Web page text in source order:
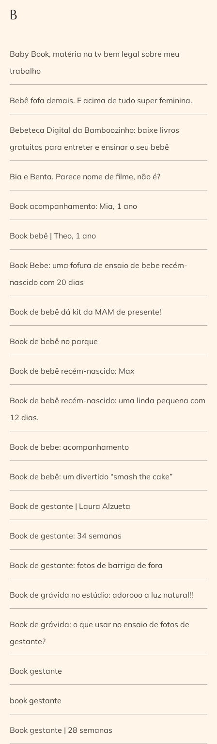
B
Baby Book, matéria na tv bem legal sobre meu
trabalho
Bebê fofa demais. E acima de tudo super feminina.
Bebeteca Digital da Bamboozinho: baixe livros
gratuitos para entreter e ensinar o seu bebê
Bia e Benta. Parece nome de filme, não é?
Book acompanhamento: Mia, 1 ano
Book bebê | Theo, 1 ano
Book Bebe: uma fofura de ensaio de bebe recém-
nascido com 20 dias
Book de bebê dá kit da MAM de presente!
Book de bebê no parque
Book de bebê recém-nascido: Max
Book de bebê recém-nascido: uma linda pequena com
12 dias.
Book de bebe: acompanhamento
Book de bebê: um divertido “smash the cake”
Book de gestante | Laura Alzueta
Book de gestante: 34 semanas
Book de gestante: fotos de barriga de fora
Book de grávida no estúdio: adorooo a luz natural!!
Book de grávida: o que usar no ensaio de fotos de
gestante?
Book gestante
book gestante
Book gestante | 28 semanas